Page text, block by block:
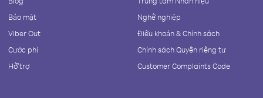
Bảo mật
Viber Out
Cước phí
Hỗ trợ
Nghề nghiệp
Điều khoản & Chính sách
Chính sách Quyền riêng tư
Customer Complaints Code